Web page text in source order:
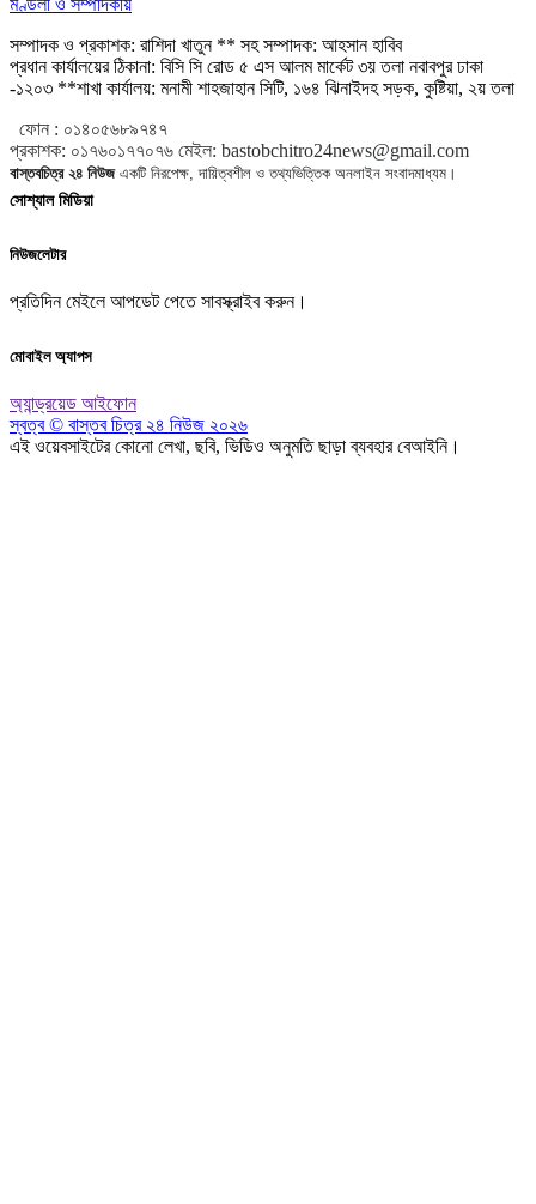
সম্পাদক ও প্রকাশক: রাশিদা খাতুন ** সহ সম্পাদক: আহসান হাবিব
প্রধান কার্যালয়ের ঠিকানা: বিসি সি রোড ৫ এস আলম মার্কেট ৩য় তলা নবাবপুর ঢাকা
-১২০৩ **শাখা কার্যালয়: মনামী শাহজাহান সিটি, ১৬৪ ঝিনাইদহ সড়ক, কুষ্টিয়া, ২য় তলা
ফোন : ০১৪০৫৬৮৯৭৪৭
প্রকাশক: ০১৭৬০১৭৭০৭৬ মেইল: bastobchitro24news@gmail.com
বাস্তবচিত্র ২৪ নিউজএকটি নিরপেক্ষ, দায়িত্বশীল ও তথ্যভিত্তিক অনলাইন সংবাদমাধ্যম।
সোশ্যাল মিডিয়া
নিউজলেটার
প্রতিদিন মেইলে আপডেট পেতে সাবস্ক্রাইব করুন।
মোবাইল অ্যাপস
অ্যান্ড্রয়েড আইফোন
স্বত্ব © বাস্তব চিত্র ২৪ নিউজ ২০২৬
এই ওয়েবসাইটের কোনো লেখা, ছবি, ভিডিও অনুমতি ছাড়া ব্যবহার বেআইনি।